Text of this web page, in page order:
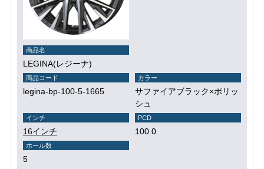
商品名
LEGINA(レジーナ)
商品コード
legina-bp-100-5-1665
カラー
サファイアブラック×ポリッ
シュ
インチ
16インチ
PCD
100.0
ホール数
5